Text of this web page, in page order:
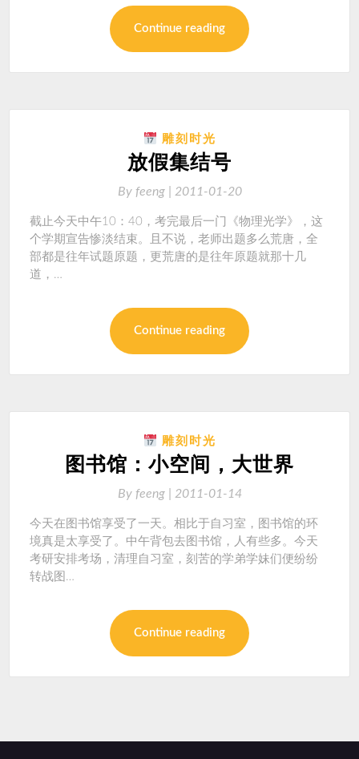
Continue reading
雕刻时光
放假集结号
By feeng | 2011-01-20
截止今天中午10：40，考完最后一门《物理光学》，这
个学期宣告惨淡结束。且不说，老师出题多么荒唐，全
部都是往年试题原题，更荒唐的是往年原题就那十几
道，…
Continue reading
雕刻时光
图书馆：小空间，大世界
By feeng | 2011-01-14
今天在图书馆享受了一天。相比于自习室，图书馆的环
境真是太享受了。中午背包去图书馆，人有些多。今天
考研安排考场，清理自习室，刻苦的学弟学妹们便纷纷
转战图…
Continue reading